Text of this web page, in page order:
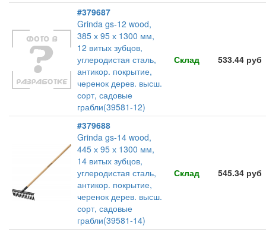
#379687
Grinda gs-12 wood,
385 х 95 х 1300 мм,
12 витых зубцов,
углеродистая сталь,
антикор. покрытие,
черенок дерев. высш.
сорт, садовые
грабли(39581-12)
Склад 533.44 руб
#379688
Grinda gs-14 wood,
445 х 95 х 1300 мм,
14 витых зубцов,
углеродистая сталь,
антикор. покрытие,
черенок дерев. высш.
сорт, садовые
грабли(39581-14)
Склад 545.34 руб